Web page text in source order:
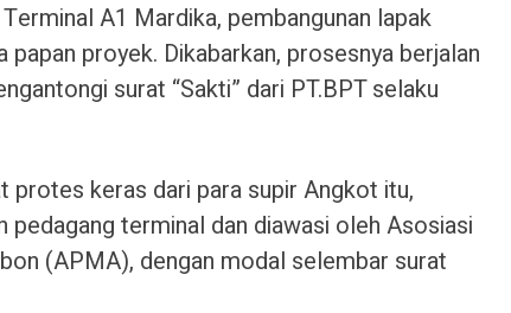
A1 Mardika, pembangunan lapak
papan proyek. Dikabarkan, prosesnya berjalan
surat “Sakti” dari PT.BPT selaku
protes keras dari para supir Angkot itu,
pedagang terminal dan diawasi oleh Asosiasi
(APMA), dengan modal selembar surat